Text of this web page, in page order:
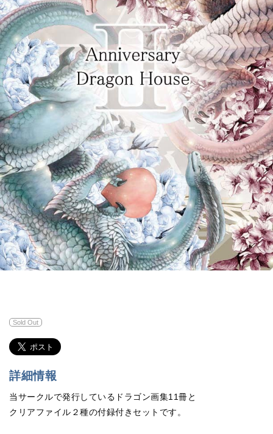
Sold Out
詳細情報
当サークルで発行しているドラゴン画集11冊と
クリアファイル２種の付録付きセットです。